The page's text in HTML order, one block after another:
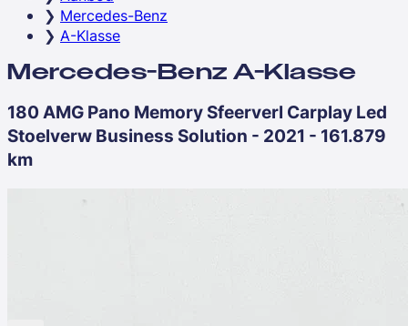
Mercedes-Benz
A-Klasse
Mercedes-Benz A-Klasse
180 AMG Pano Memory Sfeerverl Carplay Led
Stoelverw Business Solution - 2021 - 161.879
km